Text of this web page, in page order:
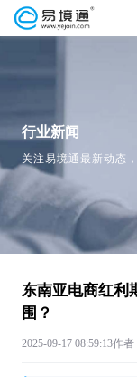
行业新闻
关注易境通最新动态
东南亚电商红利
围？
2025-09-17 08:59:13作者